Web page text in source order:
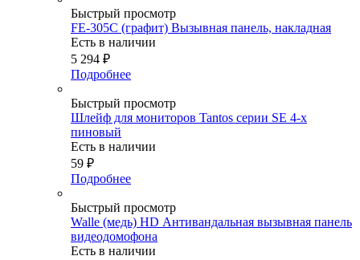
Быстрый просмотр
FE-305C (графит) Вызывная панель, накладная
Есть в наличии
5 294 ₽
Подробнее
Быстрый просмотр
Шлейф для мониторов Tantos серии SE 4-х
пиновый
Есть в наличии
59 ₽
Подробнее
Быстрый просмотр
Walle (медь) HD Антивандальная вызывная панель
видеодомофона
Есть в наличии